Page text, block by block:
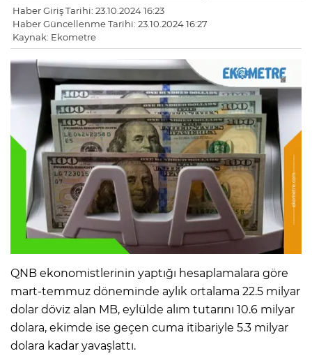
Haber Giriş Tarihi: 23.10.2024 16:23
Haber Güncellenme Tarihi: 23.10.2024 16:27
Kaynak: Ekometre
QNB ekonomistlerinin yaptığı hesaplamalara göre
mart-temmuz döneminde aylık ortalama 22.5 milyar
dolar döviz alan MB, eylülde alım tutarını 10.6 milyar
dolara, ekimde ise geçen cuma itibariyle 5.3 milyar
dolara kadar yavaşlattı.